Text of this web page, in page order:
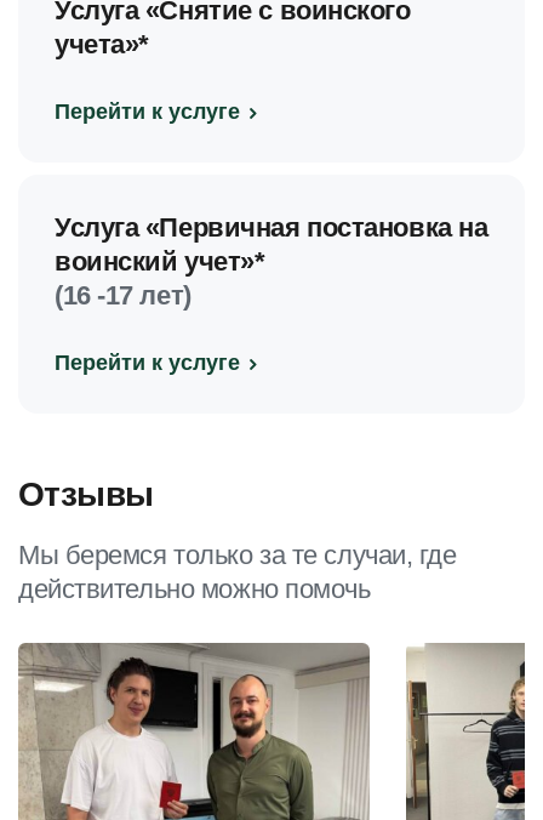
Услуга «Снятие с воинского
учета»*
Перейти к услуге
Услуга «Первичная постановка на
воинский учет»*
(16 -17 лет)
Перейти к услуге
Отзывы
Мы беремся только за те случаи, где
действительно можно помочь